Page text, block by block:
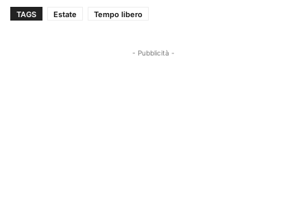
TAGS Estate Tempo libero
- Pubblicità -